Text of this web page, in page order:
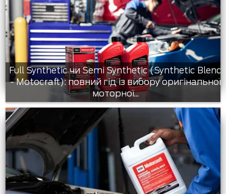
Full Synthetic чи Semi Synthetic (Synthetic Blend
- Motocraft): повний гід із вибору оригінальної
моторної...